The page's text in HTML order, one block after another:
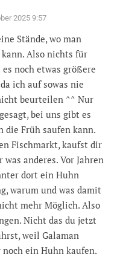
2025 9:57
Stände, wo man
Also nichts für
noch etwas größere
ich auf sowas nie
beurteilen ^^ Nur
bei uns gibt es
die Früh saufen kann.
Fischmarkt, kaufst dir
anderes. Vor Jahren
dort ein Huhn
warum und was damit
mehr Möglich. Also
Nicht das du jetzt
weil Galaman
ein Huhn kaufen.